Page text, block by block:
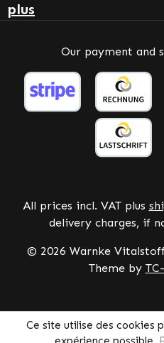
plus
Our payment and
All prices incl. VAT plus
delivery charges, if
© 2026 Warnke
Theme by
Ce site utilise des cookies